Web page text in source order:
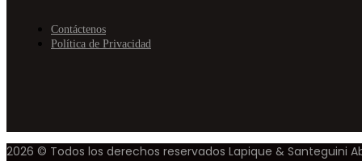
Contáctenos
Política de Privacidad
2026 © Todos los derechos reservados Lapique & Santeguini